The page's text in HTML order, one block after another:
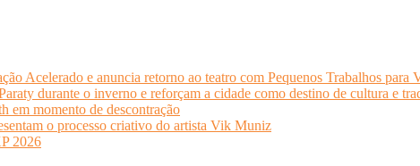
Acelerado e anuncia retorno ao teatro com Pequenos Trabalhos para
durante o inverno e reforçam a cidade como destino de cultura e
em momento de descontração
o processo criativo do artista Vik Muniz
2026